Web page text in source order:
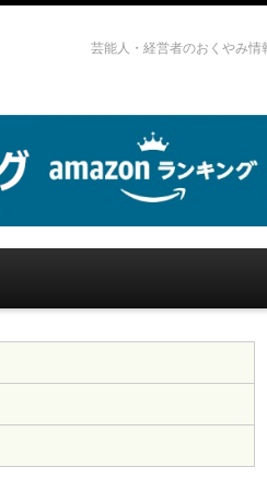
芸能人・経営者のおくやみ情